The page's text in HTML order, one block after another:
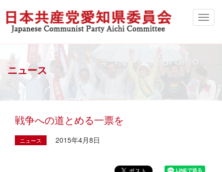
ニュース
戦争への道とめる一票を
ニュース 2015年4月8日